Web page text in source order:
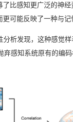
比感知更广泛的神
可能反映了一种与
析发现，这种感觉
感知系统原有的编